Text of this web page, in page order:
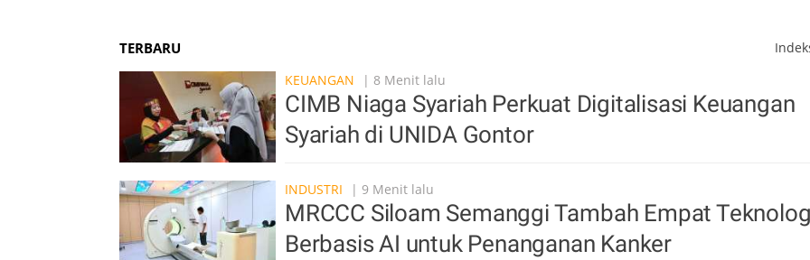
TERBARU
KEUANGAN
| 8 Menit lalu
CIMB Niaga Syariah Perkuat Digitalisasi Keuangan
Syariah di UNIDA Gontor
INDUSTRI | 9 Menit lalu
MRCCC Siloam Semanggi Tambah Empat
Berbasis AI untuk Penanganan Kanker